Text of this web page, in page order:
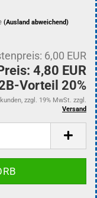
(Ausland abweichend)
6,00 EUR
4,80 EUR
Vorteil 20%
zzgl. 19% MwSt. zzgl.
Versand